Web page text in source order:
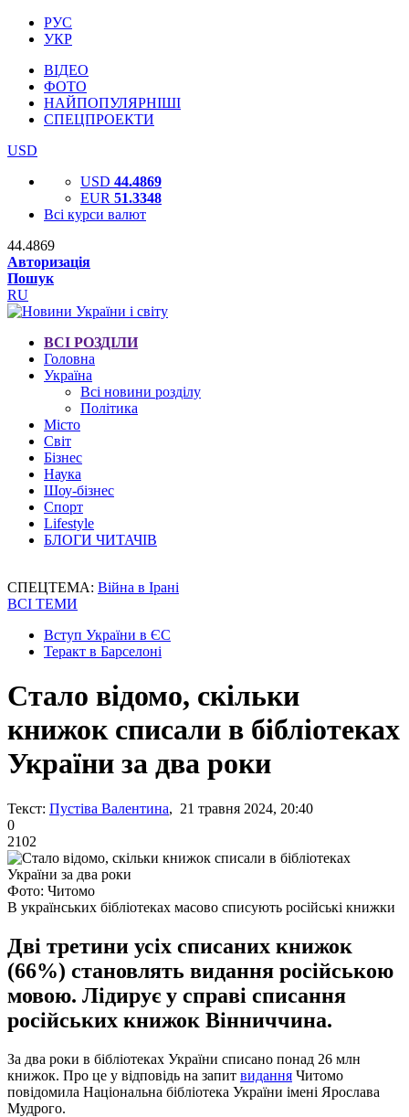
РУС
УКР
ВІДЕО
ФОТО
НАЙПОПУЛЯРНІШІ
СПЕЦПРОЕКТИ
USD
USD 44.4869
EUR 51.3348
Всі курси валют
44.4869
Авторизація
Пошук
RU
ВСІ РОЗДІЛИ
Головна
Україна
Всі новини розділу
Політика
Місто
Світ
Бізнес
Наука
Шоу-бізнес
Спорт
Lifestyle
БЛОГИ ЧИТАЧІВ
СПЕЦТЕМА: Війна в Ірані
ВСІ ТЕМИ
Вступ України в ЄС
Теракт в Барселоні
Стало відомо, скільки
книжок списали в бібліотеках
України за два роки
Текст: Пустіва Валентина, 21 травня 2024, 20:40
0
2102
Фото: Читомо
В українських бібліотеках масово списують російські книжки
Дві третини усіх списаних книжок
(66%) становлять видання російською
мовою. Лідирує у справі списання
російських книжок Вінниччина.
За два роки в бібліотеках України списано понад 26 млн
книжок. Про це у відповідь на запит видання Читомо
повідомила Національна бібліотека України імені Ярослава
Мудрого.